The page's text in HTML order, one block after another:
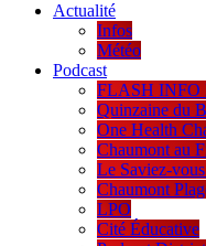
Actualité
Infos
Météo
Podcast
FLASH INFO
Quinzaine du
One Health
Chaumont au
Le Saviez-
Chaumont
LPO
Cité Éducative